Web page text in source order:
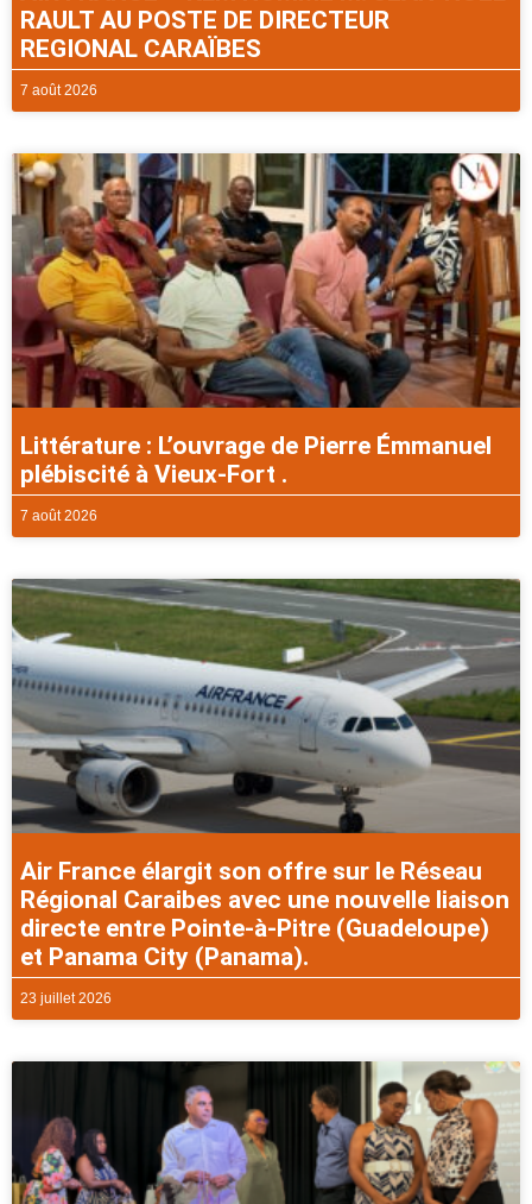
RAULT AU POSTE DE DIRECTEUR
REGIONAL CARAÏBES
7 août 2026
Littérature : L’ouvrage de Pierre Émmanuel
plébiscité à Vieux-Fort .
7 août 2026
Air France élargit son offre sur le Réseau
Régional Caraibes avec une nouvelle liaison
directe entre Pointe-à-Pitre (Guadeloupe)
et Panama City (Panama).
23 juillet 2026